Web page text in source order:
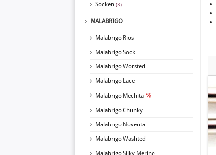
Socken (3)
MALABRIGO
Malabrigo Rios
Malabrigo Sock
Malabrigo Worsted
Malabrigo Lace
Malabrigo Mechita
Malabrigo Chunky
Malabrigo Noventa
Malabrigo Washted
Malabrigo Silky Merino